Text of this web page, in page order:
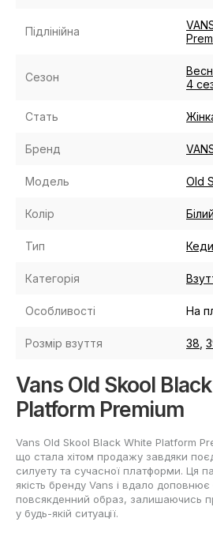
Підлінійна
Сезон
4
Стать
Бренд
Модель Old
Колір Білий
Тип Кеди
Категорія
Особливості На
Розмір взуття 38
Vans Old Skool
Platform Premium
Vans Old Skool Black White Platform
що стала хітом продажу завдяки
силуету та сучасної платформи. Ця
якість бренду Vans і вдало доповнює
повсякденний образ, залишаючись
у будь-якій ситуації.